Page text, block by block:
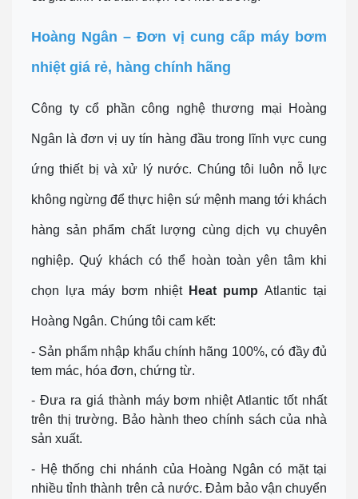
Hoàng Ngân – Đơn vị cung cấp máy bơm
nhiệt giá rẻ, hàng chính hãng
Công ty cổ phần công nghệ thương mại Hoàng
Ngân là đơn vị uy tín hàng đầu trong lĩnh vực cung
ứng thiết bị và xử lý nước. Chúng tôi luôn nỗ lực
không ngừng để thực hiện sứ mệnh mang tới khách
hàng sản phẩm chất lượng cùng dịch vụ chuyên
nghiệp. Quý khách có thể hoàn toàn yên tâm khi
chọn lựa máy bơm nhiệt Heat pump Atlantic tại
Hoàng Ngân. Chúng tôi cam kết:
- Sản phẩm nhập khẩu chính hãng 100%, có đầy đủ
tem mác, hóa đơn, chứng từ.
- Đưa ra giá thành máy bơm nhiệt Atlantic tốt nhất
trên thị trường. Bảo hành theo chính sách của nhà
sản xuất.
- Hệ thống chi nhánh của Hoàng Ngân có mặt tại
nhiều tỉnh thành trên cả nước. Đảm bảo vận chuyển